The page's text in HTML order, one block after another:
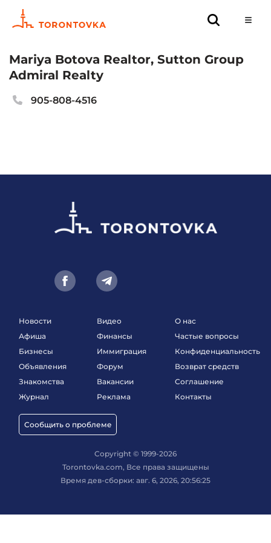
Mariya Botova Realtor, Sutton Group
Admiral Realty
905-808-4516
Новости
Афиша
Бизнесы
Объявления
Знакомства
Журнал
Сообщить о проблеме
Видео
Финансы
Иммиграция
Форум
Вакансии
Реклама
О нас
Частые вопросы
Конфиденциальность
Возврат средств
Соглашение
Контакты
Copyright © 1999-2026
Torontovka.com, Все права защищены
Время дев-сборки: авг. 6, 2026, 20:56:25